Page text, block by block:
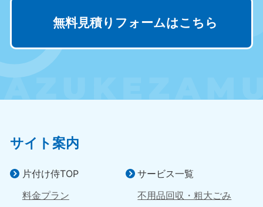
無料見積りフォームはこちら
新潟県
9:00〜19:00 年中無休
大阪府 兵庫県
奈良県
050-1881-5249
9:00〜19:00 年中無休
050-1881-5254
9:00〜19:00 年中無休
サイト案内
片付け侍TOP
料金プラン
サービス一覧
不用品回収・粗大ごみ